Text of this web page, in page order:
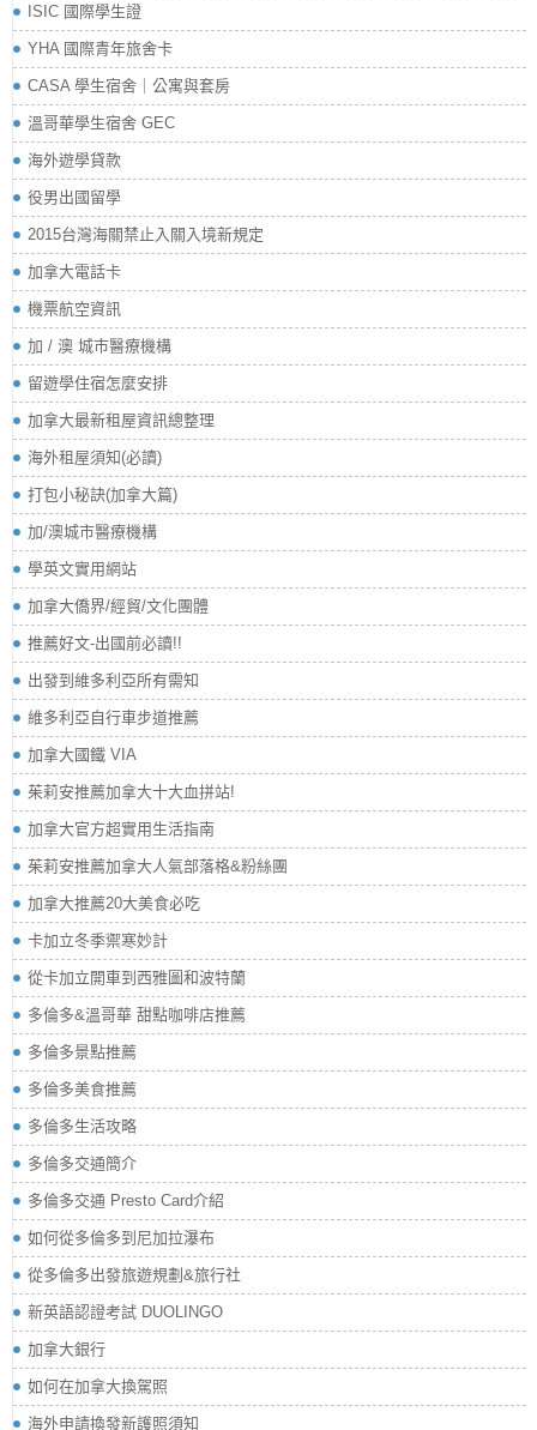
ISIC 國際學生證
YHA 國際青年旅舍卡
CASA 學生宿舍｜公寓與套房
溫哥華學生宿舍 GEC
海外遊學貸款
役男出國留學
2015台灣海關禁止入關入境新規定
加拿大電話卡
機票航空資訊
加 / 澳 城市醫療機構
留遊學住宿怎麼安排
加拿大最新租屋資訊總整理
海外租屋須知(必讀)
打包小秘訣(加拿大篇)
加/澳城市醫療機構
學英文實用網站
加拿大僑界/經貿/文化團體
推薦好文-出國前必讀!!
出發到維多利亞所有需知
維多利亞自行車步道推薦
加拿大國鐵 VIA
茱莉安推薦加拿大十大血拼站!
加拿大官方超實用生活指南
茱莉安推薦加拿大人氣部落格&粉絲團
加拿大推薦20大美食必吃
卡加立冬季禦寒妙計
從卡加立開車到西雅圖和波特蘭
多倫多&溫哥華 甜點咖啡店推薦
多倫多景點推薦
多倫多美食推薦
多倫多生活攻略
多倫多交通簡介
多倫多交通 Presto Card介紹
如何從多倫多到尼加拉瀑布
從多倫多出發旅遊規劃&旅行社
新英語認證考試 DUOLINGO
加拿大銀行
如何在加拿大換駕照
海外申請換發新護照須知